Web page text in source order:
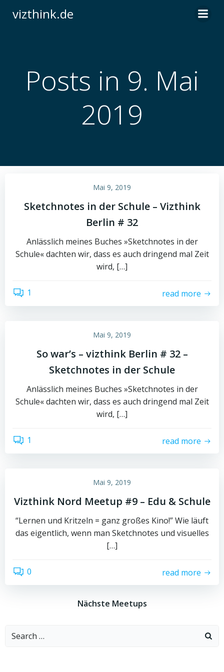
vizthink.de
Posts in 9. Mai
2019
Mai 9, 2019
Sketchnotes in der Schule – Vizthink
Berlin # 32
Anlässlich meines Buches »Sketchnotes in der
Schule« dachten wir, dass es auch dringend mal Zeit
wird, […]
1 read more
Mai 9, 2019
So war’s – vizthink Berlin # 32 –
Sketchnotes in der Schule
Anlässlich meines Buches »Sketchnotes in der
Schule« dachten wir, dass es auch dringend mal Zeit
wird, […]
1 read more
Mai 9, 2019
Vizthink Nord Meetup #9 – Edu & Schule
“Lernen und Kritzeln = ganz großes Kino!” Wie läuft
das eigentlich, wenn man Sketchnotes und visuelles
[…]
0 read more
Nächste Meetups
Search